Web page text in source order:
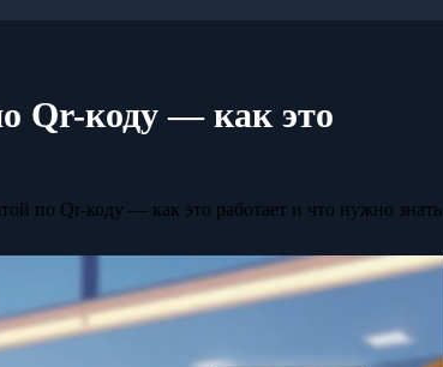
Qr-коду — как это
по Qr-коду — как это работает и что нужно знать